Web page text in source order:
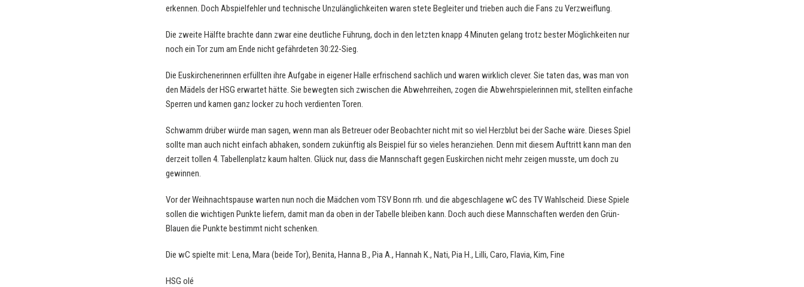
erkennen. Doch Abspielfehler und technische Unzulänglichkeiten waren stete Begleiter und trieben auch die Fans zu Verzweiflung.
Die zweite Hälfte brachte dann zwar eine deutliche Führung, doch in den letzten knapp 4 Minuten gelang trotz bester Möglichkeiten nur
noch ein Tor zum am Ende nicht gefährdeten 30:22-Sieg.
Die Euskirchenerinnen erfüllten ihre Aufgabe in eigener Halle erfrischend sachlich und waren wirklich clever. Sie taten das, was man von
den Mädels der HSG erwartet hätte. Sie bewegten sich zwischen die Abwehrreihen, zogen die Abwehrspielerinnen mit, stellten einfache
Sperren und kamen ganz locker zu hoch verdienten Toren.
Schwamm drüber würde man sagen, wenn man als Betreuer oder Beobachter nicht mit so viel Herzblut bei der Sache wäre. Dieses Spiel
sollte man auch nicht einfach abhaken, sondern zukünftig als Beispiel für so vieles heranziehen. Denn mit diesem Auftritt kann man den
derzeit tollen 4. Tabellenplatz kaum halten. Glück nur, dass die Mannschaft gegen Euskirchen nicht mehr zeigen musste, um doch zu
gewinnen.
Vor der Weihnachtspause warten nun noch die Mädchen vom TSV Bonn rrh. und die abgeschlagene wC des TV Wahlscheid. Diese Spiele
sollen die wichtigen Punkte liefern, damit man da oben in der Tabelle bleiben kann. Doch auch diese Mannschaften werden den Grün-
Blauen die Punkte bestimmt nicht schenken.
Die wC spielte mit: Lena, Mara (beide Tor), Benita, Hanna B., Pia A., Hannah K., Nati, Pia H., Lilli, Caro, Flavia, Kim, Fine
HSG olé